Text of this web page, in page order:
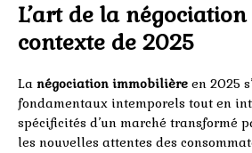
L’art de la
contexte de 2025
La négociation immobilière en 2025
fondamentaux intemporels tout en
spécificités d’un marché transformé
les nouvelles attentes des